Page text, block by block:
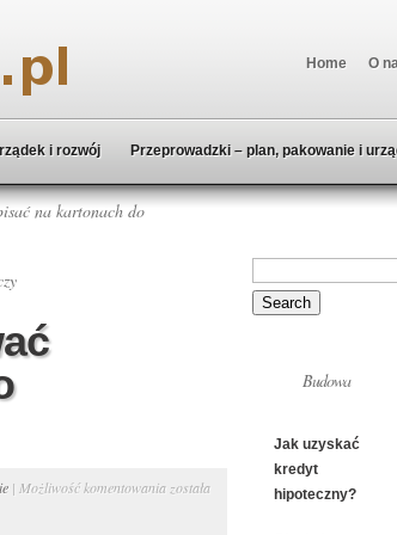
Home O
i rozwój Przeprowadzki – plan, pakowanie i
na kartonach do
| Możliwość komentowania Co
została
Budowa
Jak uzyskać
kredyt
hipoteczny?